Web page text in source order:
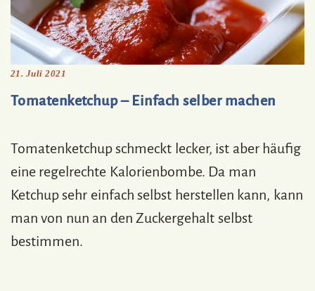
21. Juli 2021
Tomatenketchup – Einfach selber machen
Tomatenketchup schmeckt lecker, ist aber häufig
eine regelrechte Kalorienbombe. Da man
Ketchup sehr einfach selbst herstellen kann, kann
man von nun an den Zuckergehalt selbst
bestimmen.